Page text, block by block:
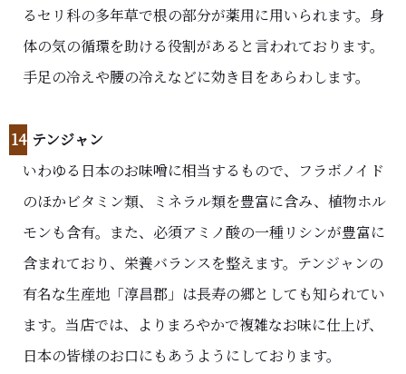
るセリ科の多年草で根の部分が薬用に用いられます。身
体の気の循環を助ける役割があると言われております。
手足の冷えや腰の冷えなどに効き目をあらわします。
14 テンジャン
いわゆる日本のお味噌に相当するもので、フラボノイド
のほかビタミン類、ミネラル類を豊富に含み、植物ホル
モンも含有。また、必須アミノ酸の一種リシンが豊富に
含まれており、栄養バランスを整えます。テンジャンの
有名な生産地「淳昌郡」は長寿の郷としても知られてい
ます。当店では、よりまろやかで複雑なお味に仕上げ、
日本の皆様のお口にもあうようにしております。